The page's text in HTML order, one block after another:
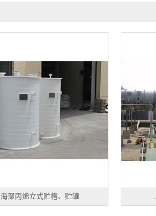
聚丙烯立式贮槽、贮罐